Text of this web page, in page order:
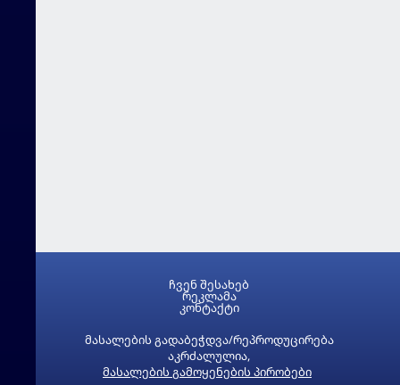
მასალების გადაბეჭდვა/რეპროდუცირება
აკრძალულია,
მასალების გამოყენების პირობები
ჩვენ შესახებ
რეკლამა
კონტაქტი